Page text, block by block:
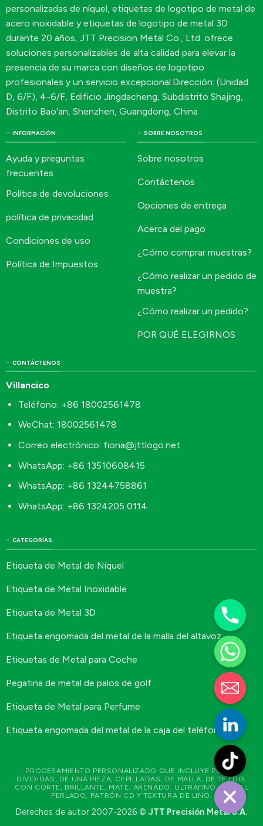
personalizadas de níquel, etiquetas de logotipo de metal de
acero inoxidable y etiquetas de logotipo de metal 3D
durante 20 años, JTT Precision Metal Co., Ltd. ofrece
soluciones personalizables de alta calidad para elevar la
presencia de su marca con diseños de logotipo
profesionales y un servicio excepcional.Dirección: (Unidad
D, 6/F), 4-6/F, Edificio Jingdacheng, Subdistrito Shajing,
Distrito Bao'an, Shenzhen, Guangdong, China
INFORMACIÓN
Ayuda y preguntas
frecuentes
Política de devoluciones
política de privacidad
Condiciones de uso
Política de Impuestos
SOBRE NOSOTROS
Sobre nosotros
Contáctenos
Opciones de entrega
Acerca del pago
¿Cómo comprar muestras?
¿Cómo realizar un pedido de
muestra?
¿Cómo realizar un pedido?
POR QUÉ ELEGIRNOS
CATEGORÍAS
Etiqueta de Metal de Níquel
Etiqueta de Metal Inoxidable
Etiqueta de Metal 3D
Etiqueta engomada del metal de la malla del altavoz
Etiquetas de Metal para Coche
Pegatina de metal de palos de golf
Etiqueta de Metal para Perfume
Etiqueta engomada del metal de la caja del teléfono
CONTÁCTENOS
Villancico
Teléfono: +86 18002561478
WeChat: 18002561478
Correo electrónico: fiona@jttlogo.net
WhatsApp: +86 13510608415
WhatsApp: +86 13244758861
WhatsApp: +86 1324205 0114
PROCESAMIENTO PERSONALIZADO QUE INCLUYE PIEZAS
DIVIDIDAS, DE UNA PIEZA, CEPILLADAS, DE MALLA, DE TEJIDO,
CON CORTE, BRILLANTE, MATE, ARENADO, ULTRAFINO, NÍQUEL
PERLADO, PATRÓN CD Y TEXTURA DE LINO.
Derechos de autor 2007-2026 © JTT Precisión Metal S.A.